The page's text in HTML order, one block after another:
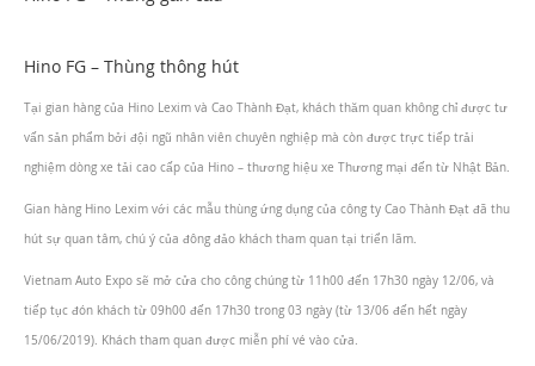
Hino FG – Thùng thông hút
Tại gian hàng của Hino Lexim và Cao Thành Đạt, khách thăm quan không chỉ được tư
vấn sản phẩm bởi đội ngũ nhân viên chuyên nghiệp mà còn được trực tiếp trải
nghiệm dòng xe tải cao cấp của Hino – thương hiệu xe Thương mại đến từ Nhật Bản.
Gian hàng Hino Lexim với các mẫu thùng ứng dụng của công ty Cao Thành Đạt đã thu
hút sự quan tâm, chú ý của đông đảo khách tham quan tại triển lãm.
Vietnam Auto Expo sẽ mở cửa cho công chúng từ 11h00 đến 17h30 ngày 12/06, và
tiếp tục đón khách từ 09h00 đến 17h30 trong 03 ngày (từ 13/06 đến hết ngày
15/06/2019). Khách tham quan được miễn phí vé vào cửa.